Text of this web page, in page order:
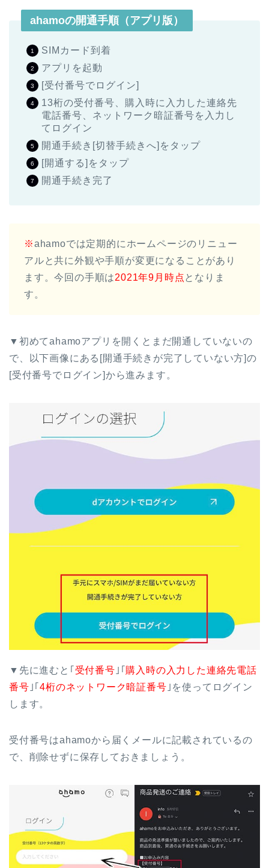
ahamoの開通手順（アプリ版）
SIMカード到着
アプリを起動
[受付番号でログイン]
13桁の受付番号、購入時に入力した連絡先
電話番号、ネットワーク暗証番号を入力し
てログイン
開通手続き[切替手続きへ]をタップ
[開通する]をタップ
開通手続き完了
※ahamoでは定期的にホームページのリニュー
アルと共に外観や手順が変更になることがあり
ます。今回の手順は2021年9月時点 となりま
す。
▼初めてahamoアプリを開くとまだ開通していないの
で、以下画像にある[開通手続きが完了していない方]の
[受付番号でログイン]から進みます。
▼先に進むと｢ 受付番号 ｣｢ 購入時の入力した連絡先電話
番号 ｣｢4桁のネットワーク暗証番号 ｣を使ってログイン
します。
受付番号はahamoから届くメールに記載されているの
で、削除せずに保存しておきましょう。